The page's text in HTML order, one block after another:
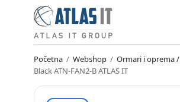
Početna / Webshop / Ormari i oprema
Black ATN-FAN2-B ATLAS IT